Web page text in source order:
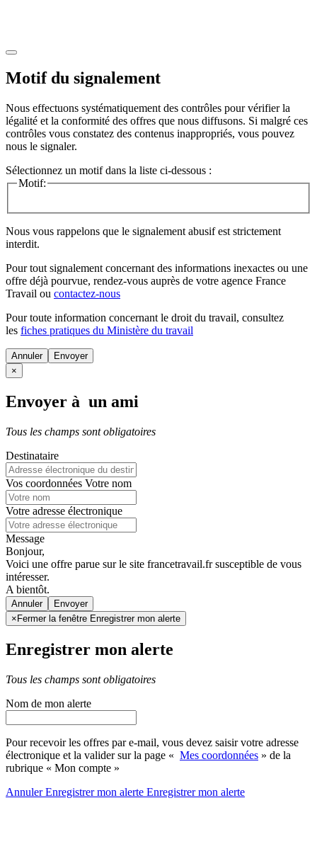
Motif du signalement
Nous effectuons systématiquement des contrôles pour vérifier la
légalité et la conformité des offres que nous diffusons. Si malgré ces
contrôles vous constatez des contenus inappropriés, vous pouvez
nous le signaler.
Sélectionnez un motif dans la liste ci-dessous :
Motif:
Nous vous rappelons que le signalement abusif est strictement
interdit.
Pour tout signalement concernant des informations inexactes ou une
offre déjà pourvue, rendez-vous auprès de votre agence France
Travail ou contactez-nous
Pour toute information concernant le droit du travail, consultez
les fiches pratiques du Ministère du travail
Annuler
×
Envoyer à un ami
Tous les champs sont obligatoires
Destinataire
Vos coordonnées Votre nom
Votre adresse électronique
Message
Bonjour,
Voici une offre parue sur le site francetravail.fr susceptible de vous
intéresser.
A bientôt.
Annuler
× Fermer la fenêtre Enregistrer mon alerte
Enregistrer mon alerte
Tous les champs sont obligatoires
Nom de mon alerte
Pour recevoir les offres par e-mail, vous devez saisir votre adresse
électronique et la valider sur la page « Mes coordonnées » de la
rubrique « Mon compte »
AnnulerEnregistrer mon alerte Enregistrermon alerte